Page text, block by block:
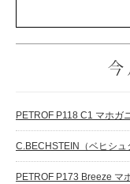
PETROF P118 C1 マホガ
C.BECHSTEIN（ベヒシュ
PETROF P173 Breeze マ